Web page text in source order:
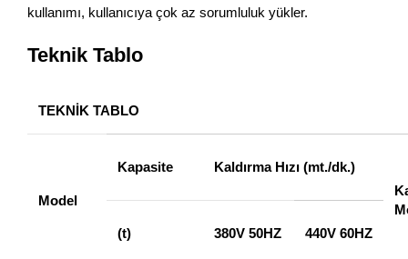
kullanımı, kullanıcıya çok az sorumluluk yükler.
Teknik Tablo
TEKNİK TABLO
Model
Kapasite
Kaldırma Hızı (mt./dk.)
(t)
380V 50HZ 440V 60HZ